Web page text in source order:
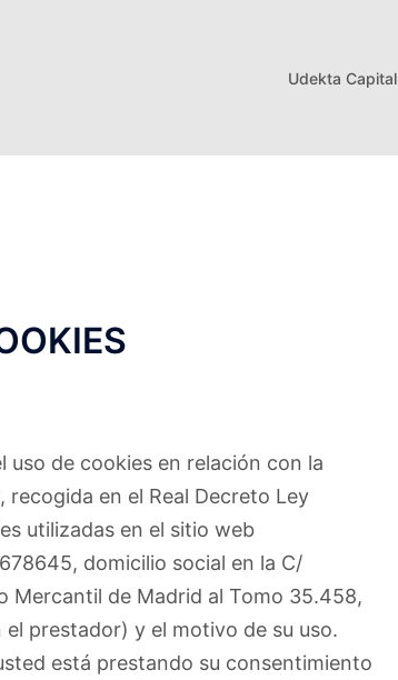
Udekta Capital
de cookies en relación con la
en el Real Decreto Ley
utilizadas en el sitio web
domicilio social en la C/
Mercantil de Madrid al Tomo 35.458,
el prestador) y el motivo de su uso.
está prestando su consentimiento